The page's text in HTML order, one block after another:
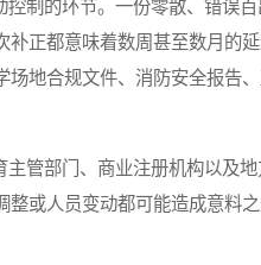
制的环节。一份零散、错误百
正都意味着数周甚至数月的
地合规文件、消防安全报告
管部门、商业注册机构以及地
或人员变动都可能造成意料之